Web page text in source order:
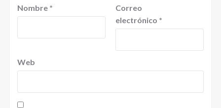
Nombre *
Correo
electrónico *
Web